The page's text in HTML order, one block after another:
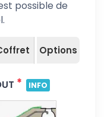
possible de
Options
* INFO